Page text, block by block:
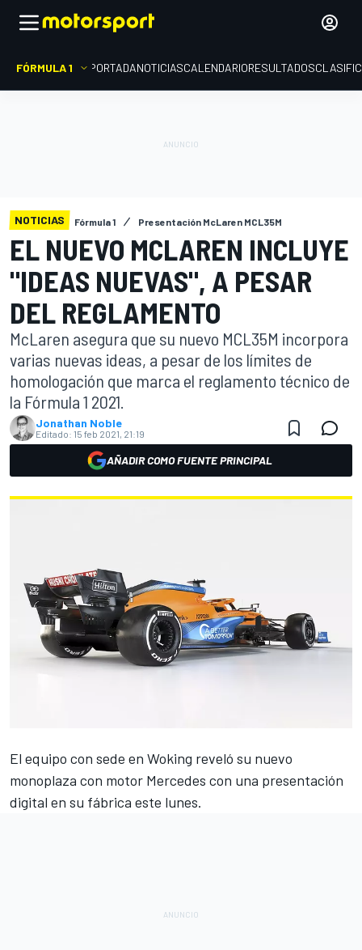
FÓRMULA 1 PORTADANOTICIASCALENDARIORESULTADOS
NOTICIAS Fórmula 1 Presentación McLaren MCL35M
EL NUEVO MCLAREN INCLUYE
"IDEAS NUEVAS", A PESAR
DEL REGLAMENTO
McLaren asegura que su nuevo MCL35M incorpora
varias nuevas ideas, a pesar de los límites de
homologación que marca el reglamento técnico de
la Fórmula 1 2021.
Jonathan Noble
Editado: 15 feb 2021, 21:19
AÑADIR COMO FUENTE PRINCIPAL
El equipo con sede en Woking reveló su nuevo
monoplaza con motor Mercedes con una presentación
digital en su fábrica este lunes.